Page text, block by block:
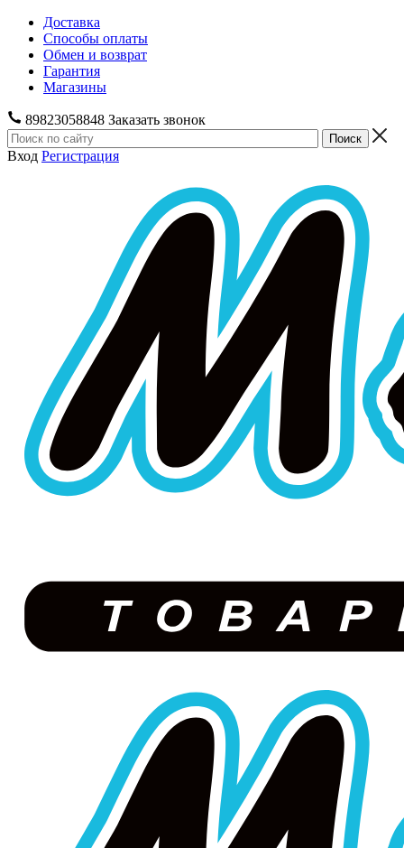
Доставка
Способы оплаты
Обмен и возврат
Гарантия
Магазины
89823058848 Заказать звонок
Вход Регистрация